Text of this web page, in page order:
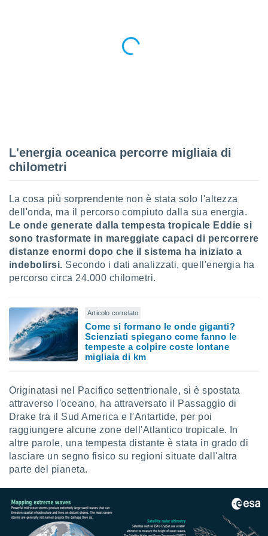
quale
Per
tuo
dei
facendo
" o
sito
dei
su
e/o
dati
la
L'energia oceanica percorre migliaia di
chilometri
La cosa più sorprendente non è stata solo l'altezza
dell'onda, ma il percorso compiuto dalla sua energia.
Le onde generate dalla tempesta tropicale Eddie si
sono trasformate in mareggiate capaci di percorrere
distanze enormi dopo che il sistema ha iniziato a
indebolirsi. Secondo i dati analizzati, quell'energia ha
percorso circa 24.000 chilometri.
Articolo correlato
Come si formano le onde giganti?
Scienziati spiegano come fanno le
tempeste a colpire coste lontane
migliaia di km
Originatasi nel Pacifico settentrionale, si è spostata
attraverso l'oceano, ha attraversato il Passaggio di
Drake tra il Sud America e l'Antartide, per poi
raggiungere alcune zone dell'Atlantico tropicale. In
altre parole, una tempesta distante è stata in grado di
lasciare un segno fisico su regioni situate dall'altra
parte del pianeta.